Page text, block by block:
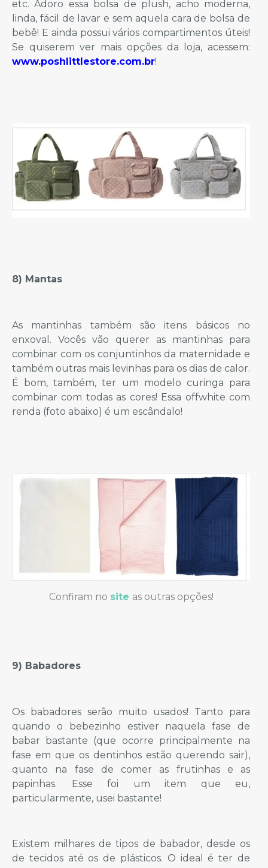
etc. Adoro essa bolsa de plush, acho moderna,
linda, fácil de lavar e sem aquela cara de bolsa de
bebê! E ainda possui vários compartimentos úteis!
Se quiserem ver mais opções da loja, acessem:
www.poshlittlestore.com.br!
8) Mantas
As mantinhas também são itens básicos no
enxoval. Vocês vão querer as mantinhas para
combinar com os conjuntinhos da maternidade e
também outras mais levinhas para os dias de calor.
É bom, também, ter um modelo curinga para
combinar com todas as cores! Essa offwhite com
renda (foto abaixo) é um escândalo!
Confiram no site as outras opções!
9) Babadores
Os babadores serão muito usados! Tanto para
quando o bebezinho estiver naquela fase de
babar bastante (que ocorre principalmente na
fase em que os dentinhos estão querendo sair),
quanto na fase de comer as frutinhas e as
papinhas. Esse foi um item que eu,
particularmente, usei bastante!
Existem milhares de tipos de babador, desde os
de tecidos até os de plásticos. O ideal é ter de